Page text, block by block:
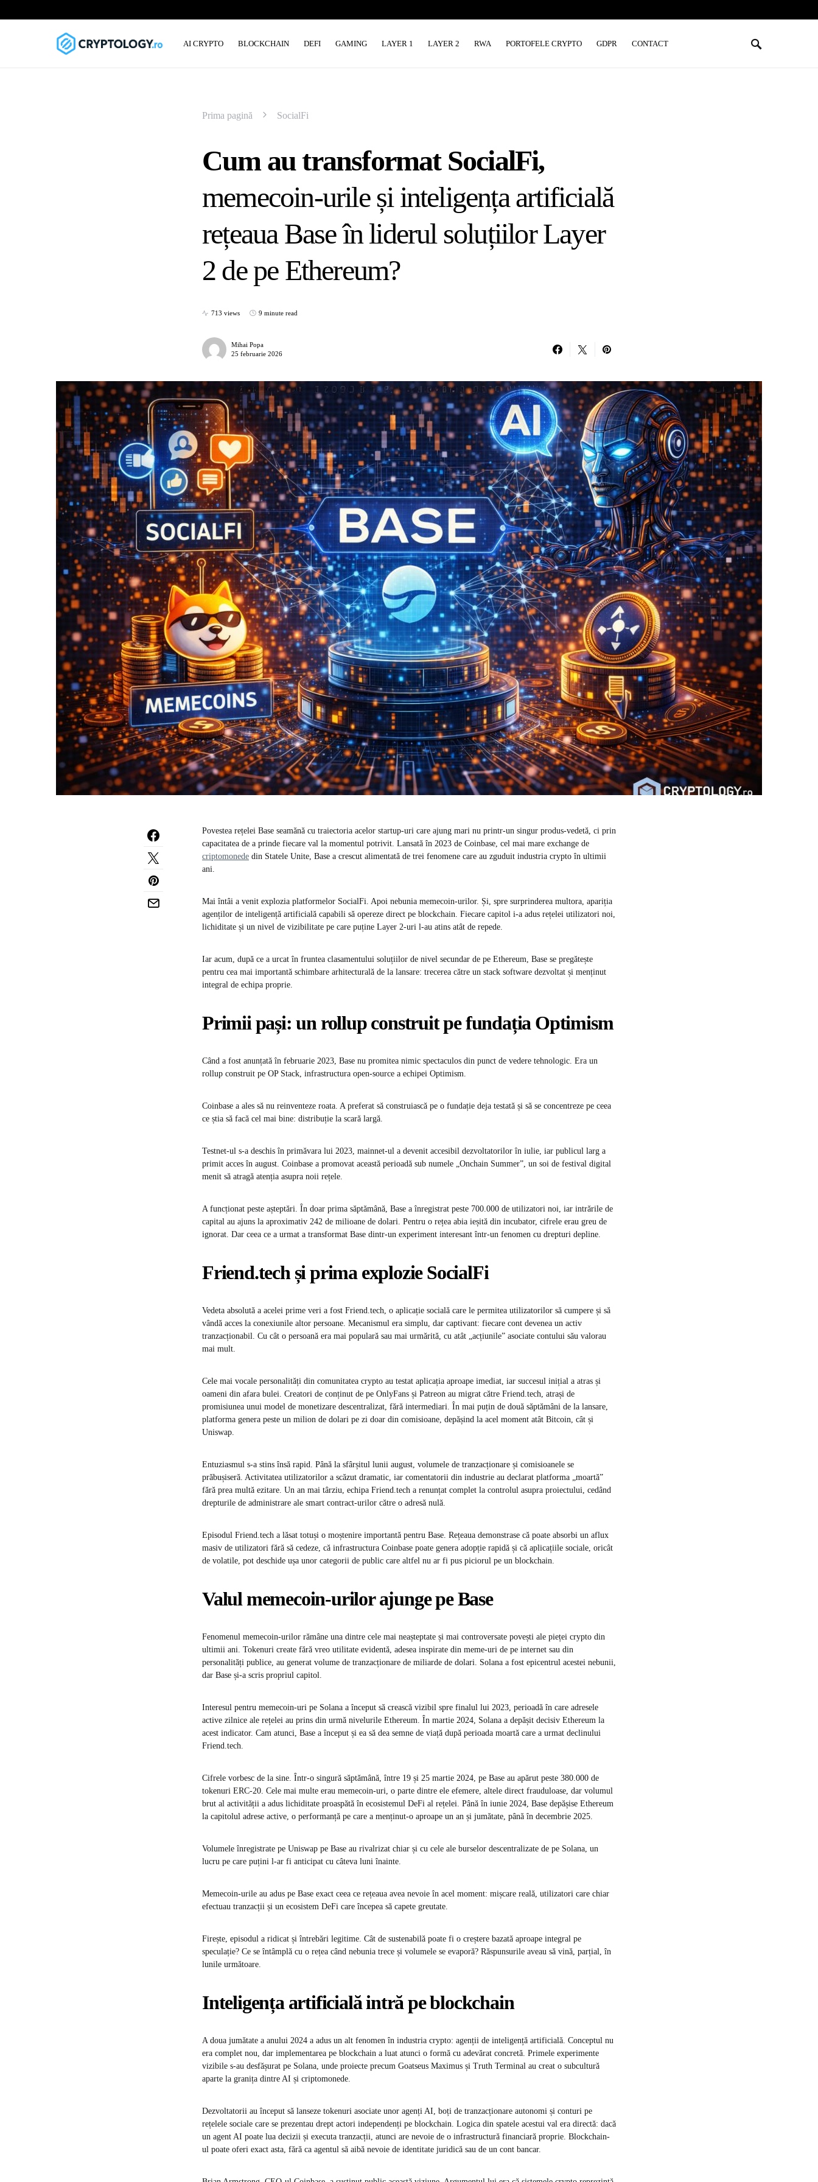
AI CRYPTO BLOCKCHAIN DEFI GAMING LAYER 1 LAYER 2 RWA PORTOFELE CRYPTO GDPR CONTACT
Prima pagină SocialFi
Cum au transformat SocialFi,
memecoin-urile și inteligența artificială
rețeaua Base în liderul soluțiilor Layer
2 de pe Ethereum?
713 views 9 minute read
Mihai Popa
25 februarie 2026
Povestea rețelei Base seamănă cu traiectoria acelor startup-uri care ajung mari nu printr-un singur produs-vedetă, ci prin
capacitatea de a prinde fiecare val la momentul potrivit. Lansată în 2023 de Coinbase, cel mai mare exchange de
criptomonede din Statele Unite, Base a crescut alimentată de trei fenomene care au zguduit industria crypto în ultimii
ani.
Mai întâi a venit explozia platformelor SocialFi. Apoi nebunia memecoin-urilor. Și, spre surprinderea multora, apariția
agenților de inteligență artificială capabili să opereze direct pe blockchain. Fiecare capitol i-a adus rețelei utilizatori noi,
lichiditate și un nivel de vizibilitate pe care puține Layer 2-uri l-au atins atât de repede.
Iar acum, după ce a urcat în fruntea clasamentului soluțiilor de nivel secundar de pe Ethereum, Base se pregătește
pentru cea mai importantă schimbare arhitecturală de la lansare: trecerea către un stack software dezvoltat și menținut
integral de echipa proprie.
Primii pași: un rollup construit pe fundația Optimism
Când a fost anunțată în februarie 2023, Base nu promitea nimic spectaculos din punct de vedere tehnologic. Era un
rollup construit pe OP Stack, infrastructura open-source a echipei Optimism.
Coinbase a ales să nu reinventeze roata. A preferat să construiască pe o fundație deja testată și să se concentreze pe ceea
ce știa să facă cel mai bine: distribuție la scară largă.
Testnet-ul s-a deschis în primăvara lui 2023, mainnet-ul a devenit accesibil dezvoltatorilor în iulie, iar publicul larg a
primit acces în august. Coinbase a promovat această perioadă sub numele „Onchain Summer”, un soi de festival digital
menit să atragă atenția asupra noii rețele.
A funcționat peste așteptări. În doar prima săptămână, Base a înregistrat peste 700.000 de utilizatori noi, iar intrările de
capital au ajuns la aproximativ 242 de milioane de dolari. Pentru o rețea abia ieșită din incubator, cifrele erau greu de
ignorat. Dar ceea ce a urmat a transformat Base dintr-un experiment interesant într-un fenomen cu drepturi depline.
Friend.tech și prima explozie SocialFi
Vedeta absolută a acelei prime veri a fost Friend.tech, o aplicație socială care le permitea utilizatorilor să cumpere și să
vândă acces la conexiunile altor persoane. Mecanismul era simplu, dar captivant: fiecare cont devenea un activ
tranzacționabil. Cu cât o persoană era mai populară sau mai urmărită, cu atât „acțiunile” asociate contului său valorau
mai mult.
Cele mai vocale personalități din comunitatea crypto au testat aplicația aproape imediat, iar succesul inițial a atras și
oameni din afara bulei. Creatori de conținut de pe OnlyFans și Patreon au migrat către Friend.tech, atrași de
promisiunea unui model de monetizare descentralizat, fără intermediari. În mai puțin de două săptămâni de la lansare,
platforma genera peste un milion de dolari pe zi doar din comisioane, depășind la acel moment atât Bitcoin, cât și
Uniswap.
Entuziasmul s-a stins însă rapid. Până la sfârșitul lunii august, volumele de tranzacționare și comisioanele se
prăbușiseră. Activitatea utilizatorilor a scăzut dramatic, iar comentatorii din industrie au declarat platforma „moartă”
fără prea multă ezitare. Un an mai târziu, echipa Friend.tech a renunțat complet la controlul asupra proiectului, cedând
drepturile de administrare ale smart contract-urilor către o adresă nulă.
Episodul Friend.tech a lăsat totuși o moștenire importantă pentru Base. Rețeaua demonstrase că poate absorbi un aflux
masiv de utilizatori fără să cedeze, că infrastructura Coinbase poate genera adopție rapidă și că aplicațiile sociale, oricât
de volatile, pot deschide ușa unor categorii de public care altfel nu ar fi pus piciorul pe un blockchain.
Valul memecoin-urilor ajunge pe Base
Fenomenul memecoin-urilor rămâne una dintre cele mai neașteptate și mai controversate povești ale pieței crypto din
ultimii ani. Tokenuri create fără vreo utilitate evidentă, adesea inspirate din meme-uri de pe internet sau din
personalități publice, au generat volume de tranzacționare de miliarde de dolari. Solana a fost epicentrul acestei nebunii,
dar Base și-a scris propriul capitol.
Interesul pentru memecoin-uri pe Solana a început să crească vizibil spre finalul lui 2023, perioadă în care adresele
active zilnice ale rețelei au prins din urmă nivelurile Ethereum. În martie 2024, Solana a depășit decisiv Ethereum la
acest indicator. Cam atunci, Base a început și ea să dea semne de viață după perioada moartă care a urmat declinului
Friend.tech.
Cifrele vorbesc de la sine. Într-o singură săptămână, între 19 și 25 martie 2024, pe Base au apărut peste 380.000 de
tokenuri ERC-20. Cele mai multe erau memecoin-uri, o parte dintre ele efemere, altele direct frauduloase, dar volumul
brut al activității a adus lichiditate proaspătă în ecosistemul DeFi al rețelei. Până în iunie 2024, Base depășise Ethereum
la capitolul adrese active, o performanță pe care a menținut-o aproape un an și jumătate, până în decembrie 2025.
Volumele înregistrate pe Uniswap pe Base au rivalrizat chiar și cu cele ale burselor descentralizate de pe Solana, un
lucru pe care puțini l-ar fi anticipat cu câteva luni înainte.
Memecoin-urile au adus pe Base exact ceea ce rețeaua avea nevoie în acel moment: mișcare reală, utilizatori care chiar
efectuau tranzacții și un ecosistem DeFi care începea să capete greutate.
Firește, episodul a ridicat și întrebări legitime. Cât de sustenabilă poate fi o creștere bazată aproape integral pe
speculație? Ce se întâmplă cu o rețea când nebunia trece și volumele se evaporă? Răspunsurile aveau să vină, parțial, în
lunile următoare.
Inteligența artificială intră pe blockchain
A doua jumătate a anului 2024 a adus un alt fenomen în industria crypto: agenții de inteligență artificială. Conceptul nu
era complet nou, dar implementarea pe blockchain a luat atunci o formă cu adevărat concretă. Primele experimente
vizibile s-au desfășurat pe Solana, unde proiecte precum Goatseus Maximus și Truth Terminal au creat o subcultură
aparte la granița dintre AI și criptomonede.
Dezvoltatorii au început să lanseze tokenuri asociate unor agenți AI, boți de tranzacționare autonomi și conturi pe
rețelele sociale care se prezentau drept actori independenți pe blockchain. Logica din spatele acestui val era directă: dacă
un agent AI poate lua decizii și executa tranzacții, atunci are nevoie de o infrastructură financiară proprie. Blockchain-
ul poate oferi exact asta, fără ca agentul să aibă nevoie de identitate juridică sau de un cont bancar.